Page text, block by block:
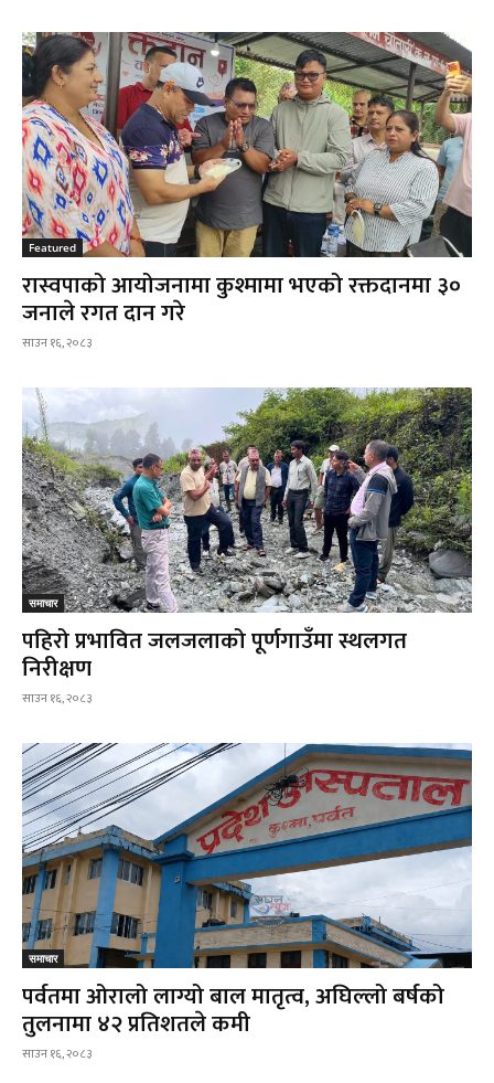
Featured
रास्वपाको आयोजनामा कुश्मामा भएको रक्तदानमा ३०
जनाले रगत दान गरे
साउन १६, २०८३
समाचार
पहिरो प्रभावित जलजलाको पूर्णगाउँमा स्थलगत
निरीक्षण
साउन १६, २०८३
समाचार
पर्वतमा ओरालो लाग्यो बाल मातृत्व, अघिल्लो बर्षको
तुलनामा ४२ प्रतिशतले कमी
साउन १६, २०८३